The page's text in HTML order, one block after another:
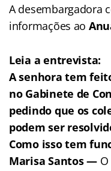
A desembargadora
informações ao
Leia a entrevista:
A senhora tem
no Gabinete de
pedindo que os
podem ser
Como isso tem
Marisa Santos —O